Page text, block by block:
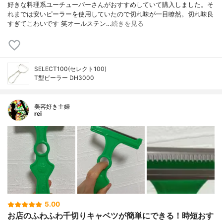
好きな料理系ユーチューバーさんがおすすめしていて購入しました。そ
れまでは安いピーラーを使用していたので切れ味が一目瞭然。切れ味良
すぎてこわいです 笑オールステン…続きを見る
SELECT100(セレクト100)
T型ピーラー DH3000
美容好き主婦
rei
5.00
お店のふわふわ千切りキャベツが簡単にできる！時短おす